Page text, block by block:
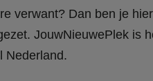
verwant? Dan ben je
JouwNieuwePlek is
Nederland.